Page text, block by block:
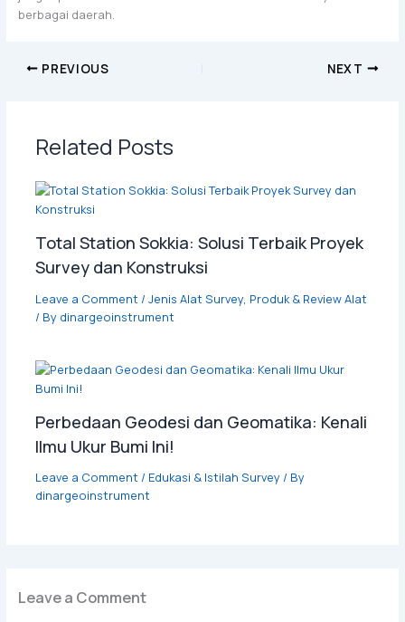
berbagai daerah.
PREVIOUS NEXT
Related Posts
Total Station Sokkia: Solusi Terbaik Proyek
Survey dan Konstruksi
Leave a Comment/ Jenis Alat Survey, Produk & Review Alat
/ By dinargeoinstrument
Perbedaan Geodesi dan Geomatika: Kenali
Ilmu Ukur Bumi Ini!
Leave a Comment/ Edukasi & Istilah Survey/ By
dinargeoinstrument
Leave a Comment